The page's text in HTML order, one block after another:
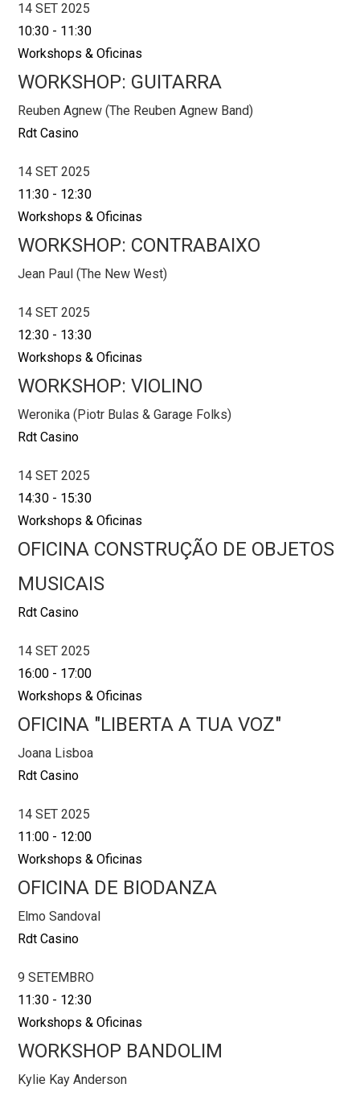
14 SET 2025
10:30 - 11:30
Workshops & Oficinas
WORKSHOP: GUITARRA
Reuben Agnew (The Reuben Agnew Band)
Rdt Casino
14 SET 2025
11:30 - 12:30
Workshops & Oficinas
WORKSHOP: CONTRABAIXO
Jean Paul (The New West)
14 SET 2025
12:30 - 13:30
Workshops & Oficinas
WORKSHOP: VIOLINO
Weronika (Piotr Bulas & Garage Folks)
Rdt Casino
14 SET 2025
14:30 - 15:30
Workshops & Oficinas
OFICINA CONSTRUÇÃO DE OBJETOS
MUSICAIS
Rdt Casino
14 SET 2025
16:00 - 17:00
Workshops & Oficinas
OFICINA "LIBERTA A TUA VOZ"
Joana Lisboa
Rdt Casino
14 SET 2025
11:00 - 12:00
Workshops & Oficinas
OFICINA DE BIODANZA
Elmo Sandoval
Rdt Casino
9 SETEMBRO
11:30 - 12:30
Workshops & Oficinas
WORKSHOP BANDOLIM
Kylie Kay Anderson